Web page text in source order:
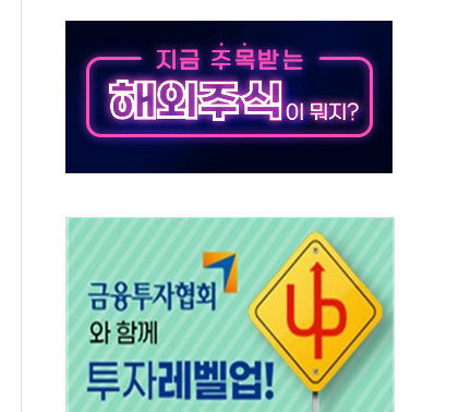
野 "청년 우롱 기괴" vs 與 "송구한 해프닝"